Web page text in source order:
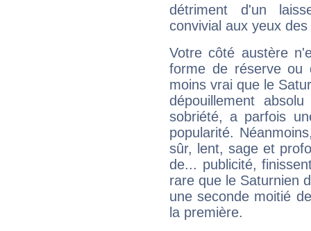
détriment d'un
convivial aux yeux
Votre côté austère
forme de réserve
moins vrai que le
dépouillement
sobriété, a parfois
popularité.
sûr, lent, sage et
de... publicité,
rare que le Saturnien
une seconde moitié
la première.